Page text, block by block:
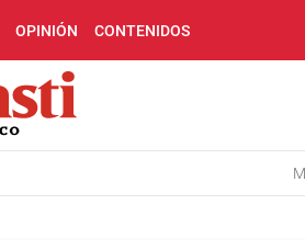
OPINIÓN CONTENIDOS